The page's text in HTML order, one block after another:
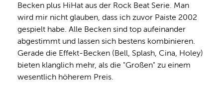
Becken plus HiHat aus der Rock Beat Serie. Man
wird mir nicht glauben, dass ich zuvor Paiste 2002
gespielt habe. Alle Becken sind top aufeinander
abgestimmt und lassen sich bestens kombinieren.
Gerade die Effekt-Becken (Bell, Splash, Cina, Holey)
bieten klanglich mehr, als die "Großen" zu einem
wesentlich höherem Preis.